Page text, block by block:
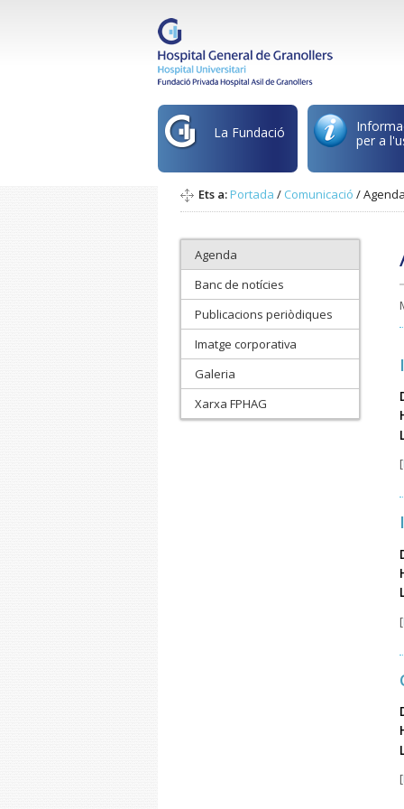
La Fundació
per a
Ets a:Portada / Comunicació /
Agenda
Banc de notícies
Publicacions periòdiques
Imatge corporativa
Galeria
Xarxa FPHAG
[
[
[